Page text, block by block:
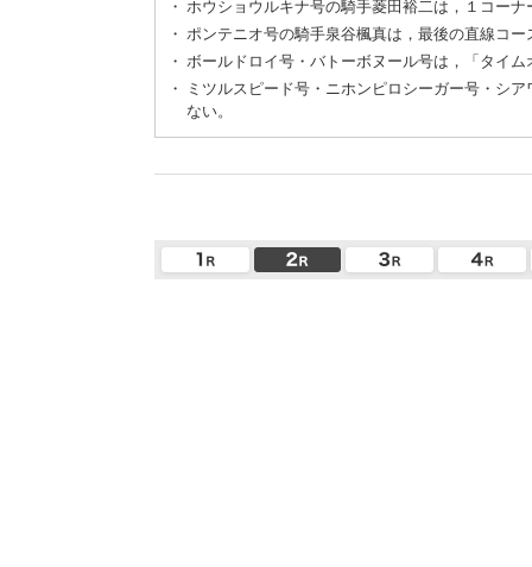
・ ホウショウルキナ号の騎手菱田裕二は，１コー
・ ポンテニオ号の騎手泉谷楓真は，最後の直線コ
・ ボールドロイ号・バトーボヌール号は，「タイ
・
ミツルスピード号・ニホンピロシーガー号・シ
ない。